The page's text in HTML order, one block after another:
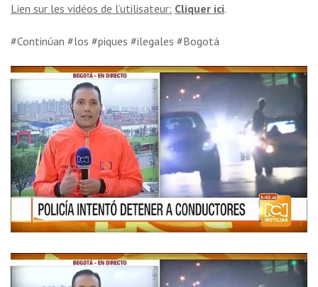
Lien sur les vidéos de l’utilisateur: Cliquer ici.
#Continúan #los #piques #ilegales #Bogotá